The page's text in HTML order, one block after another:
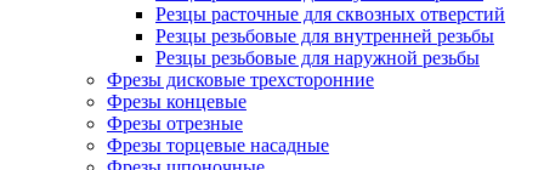
Резцы расточные для сквозных отверстий
Резцы резьбовые для внутренней резьбы
Резцы резьбовые для наружной резьбы
Фрезы дисковые трехсторонние
Фрезы концевые
Фрезы отрезные
Фрезы торцевые насадные